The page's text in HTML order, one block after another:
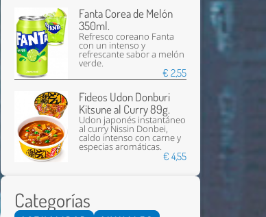
Fanta Corea de Melón
350ml.
Refresco coreano Fanta
con un intenso y
refrescante sabor a melón
verde.
€ 2,55
Fideos Udon Donburi
Kitsune al Curry 89g.
Udon japonés instantáneo
al curry Nissin Donbei,
caldo intenso con carne y
especias aromáticas.
€ 4,55
Categorías